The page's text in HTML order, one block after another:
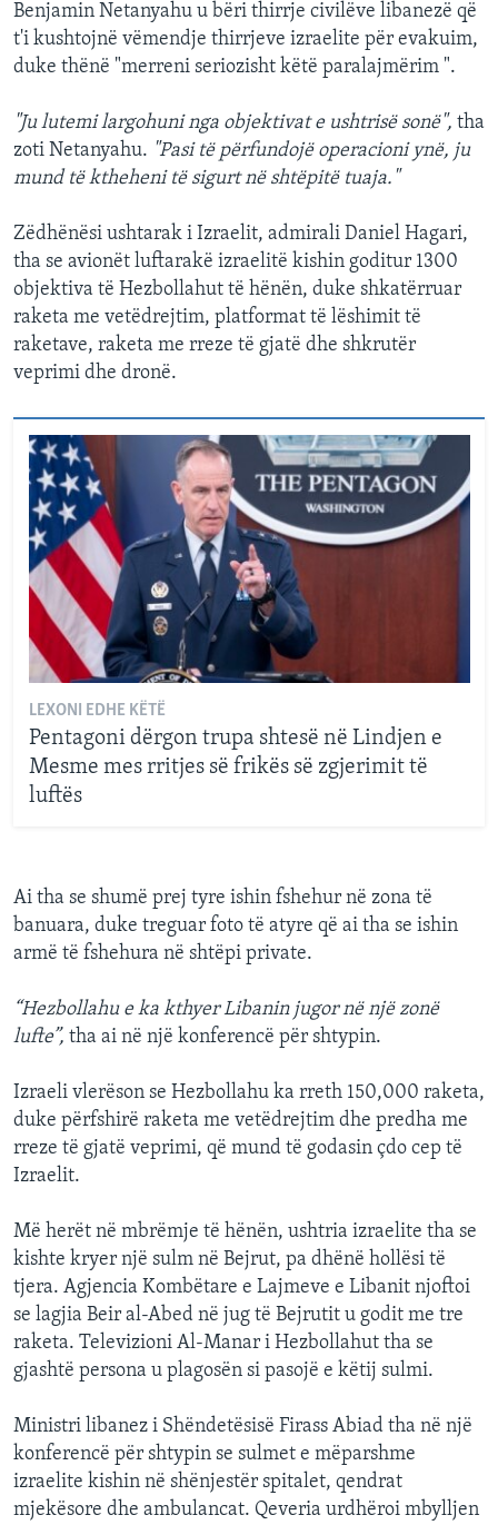
Benjamin Netanyahu u bëri thirrje civilëve libanezë që
t'i kushtojnë vëmendje thirrjeve izraelite për evakuim,
duke thënë "merreni seriozisht këtë paralajmërim ".
"Ju lutemi largohuni nga objektivat e ushtrisë sonë", tha
zoti Netanyahu. "Pasi të përfundojë operacioni ynë, ju
mund të ktheheni të sigurt në shtëpitë tuaja."
Zëdhënësi ushtarak i Izraelit, admirali Daniel Hagari,
tha se avionët luftarakë izraelitë kishin goditur 1300
objektiva të Hezbollahut të hënën, duke shkatërruar
raketa me vetëdrejtim, platformat të lëshimit të
raketave, raketa me rreze të gjatë dhe shkrutër
veprimi dhe dronë.
LEXONI EDHE KËTË
Pentagoni dërgon trupa shtesë në Lindjen e
Mesme mes rritjes së frikës së zgjerimit të
luftës
Ai tha se shumë prej tyre ishin fshehur në zona të
banuara, duke treguar foto të atyre që ai tha se ishin
armë të fshehura në shtëpi private.
“Hezbollahu e ka kthyer Libanin jugor në një zonë
lufte”, tha ai në një konferencë për shtypin.
Izraeli vlerëson se Hezbollahu ka rreth 150,000 raketa,
duke përfshirë raketa me vetëdrejtim dhe predha me
rreze të gjatë veprimi, që mund të godasin çdo cep të
Izraelit.
Më herët në mbrëmje të hënën, ushtria izraelite tha se
kishte kryer një sulm në Bejrut, pa dhënë hollësi të
tjera. Agjencia Kombëtare e Lajmeve e Libanit njoftoi
se lagjia Beir al-Abed në jug të Bejrutit u godit me tre
raketa. Televizioni Al-Manar i Hezbollahut tha se
gjashtë persona u plagosën si pasojë e këtij sulmi.
Ministri libanez i Shëndetësisë Firass Abiad tha në një
konferencë për shtypin se sulmet e mëparshme
izraelite kishin në shënjestër spitalet, qendrat
mjekësore dhe ambulancat. Qeveria urdhëroi mbylljen